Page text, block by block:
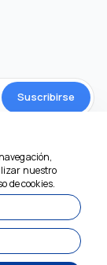
Suscribirse
nuestro
de cookies.
aquí para